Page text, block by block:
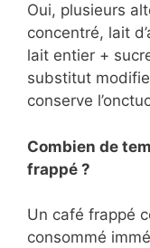
Oui, plusieurs
concentré, lait
lait entier +
substitut
conserve
Combien de
frappé ?
Un café frappé
consommé